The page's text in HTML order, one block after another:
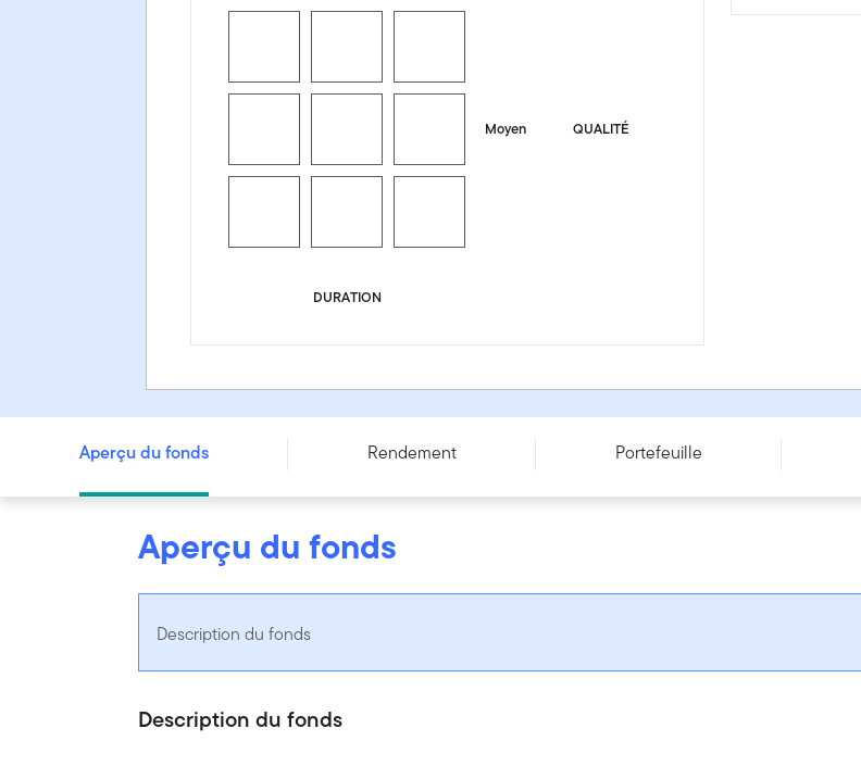
QUALITÉ
Moyen
DURATION
Fonds mondial d'obligations Templeton - Series O - USD
Aperçu du fonds Rendement Portefeuille
Aperçu du fonds
Description du fonds
Description du fonds